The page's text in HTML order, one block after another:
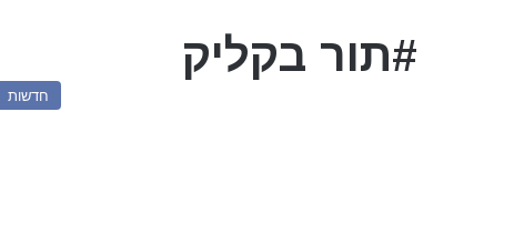
#תור בקליק
חדשות